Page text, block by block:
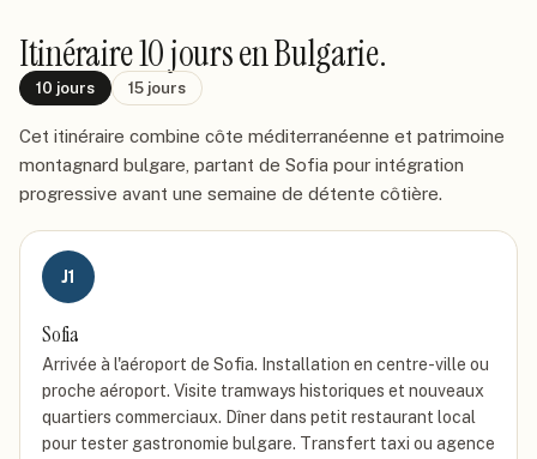
Itinéraire10 joursen Bulgarie.
10 jours 15 jours
Cet itinéraire combine côte méditerranéenne et patrimoine
montagnard bulgare, partant de Sofia pour intégration
progressive avant une semaine de détente côtière.
J1
Sofia
Arrivée à l'aéroport de Sofia. Installation en centre-ville ou
proche aéroport. Visite tramways historiques et nouveaux
quartiers commerciaux. Dîner dans petit restaurant local
pour tester gastronomie bulgare. Transfert taxi ou agence